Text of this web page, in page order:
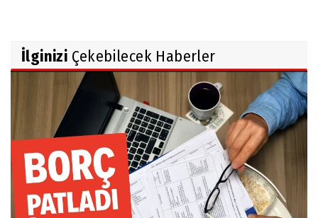
İlginizi Çekebilecek Haberler